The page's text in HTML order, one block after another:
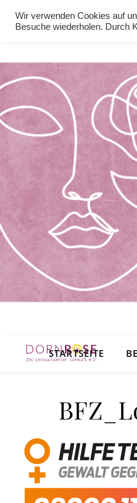
STARTSEITE
Wir verwenden Cookies auf
Besuche wiederholen. Durch